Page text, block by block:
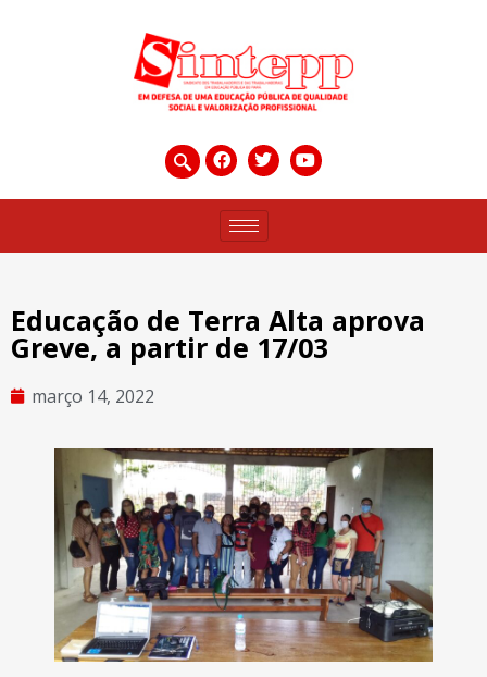
Educação de Terra Alta aprova
Greve, a partir de 17/03
março 14, 2022